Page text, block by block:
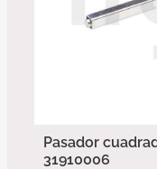
Pasador
31910006